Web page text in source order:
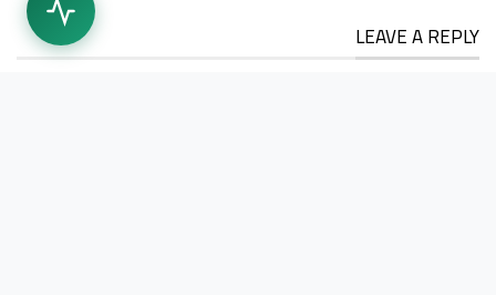
LEAVE A REPLY